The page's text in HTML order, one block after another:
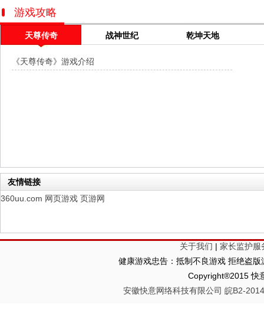
天空的魔幻城
斩魔问道
每日新服
今日 10:00点
灵魂契约
每日新服
今日 10:00点
山海经异兽录 每日新服
游戏攻略
天尊传奇 战神世纪 乾坤天地
《天尊传奇》游戏介绍
友情链接
360uu.com 网页游戏 页游网
关于我们 | 家长监护服
健康游戏忠告：抵制不良游戏 拒绝盗
Copyright®2015 快
安徽快意网络科技有限公司 皖B2-